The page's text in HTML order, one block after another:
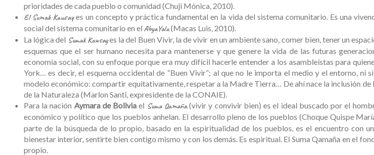
prioridades de cada pueblo o comunidad (Chuji Mónica, 2010).
El Sumak Kawsayes un concepto y práctica fundamental en la vida del sistema comunitario. Es una
social del sistema comunitario en el AbyaYala(Macas Luis, 2010).
La lógica del Sumak Kawsayes la del Buen Vivir, la de vivir en un ambiente sano, comer bien, tener un
esquemas que el ser humano necesita para mantenerse y que genere la vida de las futuras
economía social, con su enfoque porque era muy difícil hacerle entender a los asambleístas para
York… es decir, el esquema occidental de “Buen Vivir”; al que no le importa el medio y el entorno, ni
modelo económico: compartir equitativamente, respetar a la Madre Tierra… De ahí nace la inclusión
de la Naturaleza (Marlon Santi, expresidente de la CONAIE).
Para la nación Aymara de Bolivia el Suma Qamaña(vivir y convivir bien) es el ideal buscado por el
económico y político que los pueblos anhelan. El desarrollo pleno de los pueblos (Choque Quispe
parte de la búsqueda de lo propio, basado en la espiritualidad de los pueblos, es el encuentro con
bienestar interior, sentirte bien contigo mismo y con los demás. Es espiritual. El Suma Qamaña en el
propio.